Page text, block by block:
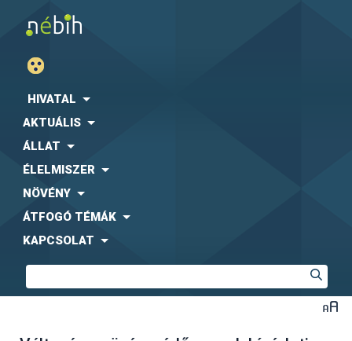
HIVATAL
AKTUÁLIS
ÁLLAT
ÉLELMISZER
NÖVÉNY
ÁTFOGÓ TÉMÁK
KAPCSOLAT